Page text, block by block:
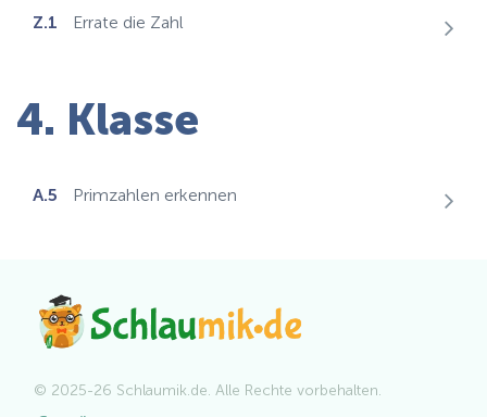
Z.1 Errate die Zahl
4. Klasse
A.5 Primzahlen erkennen
© 2025-26 Schlaumik.de. Alle Rechte vorbehalten.